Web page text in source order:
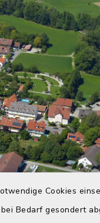
Cookies
Bedarf gesondert